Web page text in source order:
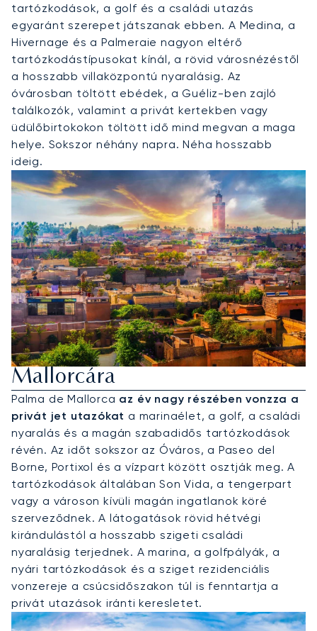
tartózkodások, a golf és a családi utazás
egyaránt szerepet játszanak ebben. A Medina, a
Hivernage és a Palmeraie nagyon eltérő
tartózkodástípusokat kínál, a rövid városnézéstől
a hosszabb villaközpontú nyaralásig. Az
óvárosban töltött ebédek, a Guéliz-ben zajló
találkozók, valamint a privát kertekben vagy
üdülőbirtokokon töltött idő mind megvan a maga
helye. Sokszor néhány napra. Néha hosszabb
ideig.
Privát Jet Bérlése Palma De
Mallorcára
Palma de Mallorca az év nagy részében vonzza a
privát jet utazókat a marinaélet, a golf, a családi
nyaralás és a magán szabadidős tartózkodások
révén. Az időt sokszor az Óváros, a Paseo del
Borne, Portixol és a vízpart között osztják meg. A
tartózkodások általában Son Vida, a tengerpart
vagy a városon kívüli magán ingatlanok köré
szerveződnek. A látogatások rövid hétvégi
kirándulástól a hosszabb szigeti családi
nyaralásig terjednek. A marina, a golfpályák, a
nyári tartózkodások és a sziget rezidenciális
vonzereje a csúcsidőszakon túl is fenntartja a
privát utazások iránti keresletet.